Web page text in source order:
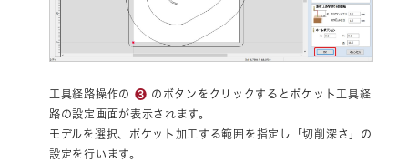
工具経路操作の ❸ のボタンをクリックするとポケット工具経
路の設定画面が表示されます。
モデルを選択、ポケット加工する範囲を指定し「切削深さ」の
設定を行います。